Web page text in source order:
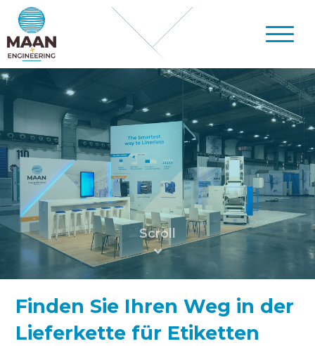
Finden Sie Ihren Weg in der
Lieferkette für Etiketten